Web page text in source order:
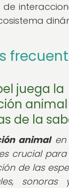
juega la
animal
de la
animalen
crucial
de las
sonoras